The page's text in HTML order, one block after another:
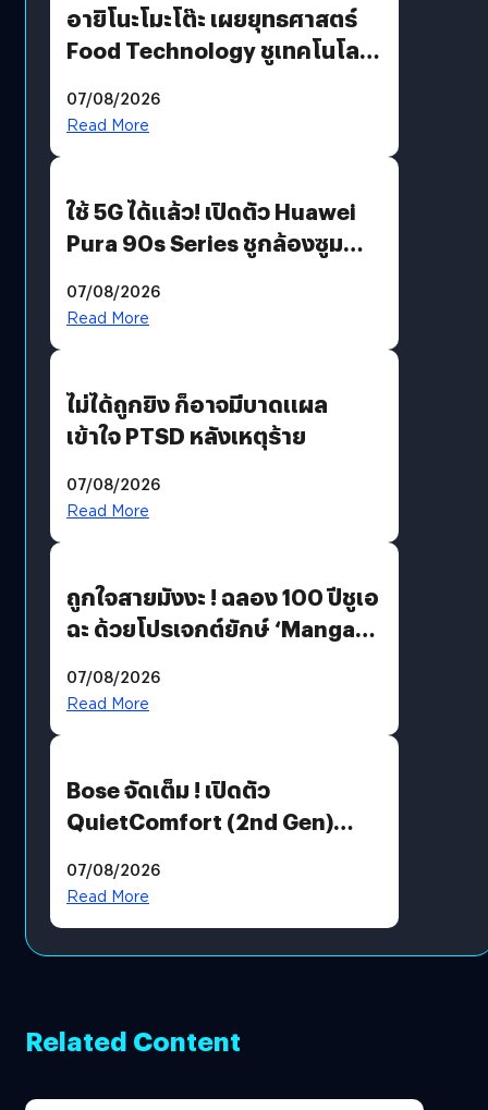
อายิโนะโมะโต๊ะ เผยยุทธศาสตร์
Food Technology ชูเทคโนโลยี
บริโภคและ B2B
07/08/2026
Read More
ใช้ 5G ได้แล้ว! เปิดตัว Huawei
Pura 90s Series ชูกล้องซูม
07/08/2026
Read More
ไม่ได้ถูกยิง ก็อาจมีบาดแผล
เข้าใจ PTSD หลังเหตุร้าย
07/08/2026
Read More
ถูกใจสายมังงะ ! ฉลอง 100 ปีชูเอ
ฉะ ด้วยโปรเจกต์ยักษ์ ‘Manga
มีภาษาไทยด้วย
07/08/2026
Read More
Bose จัดเต็ม ! เปิดตัว
QuietComfort (2nd Gen)
07/08/2026
Read More
Related Content